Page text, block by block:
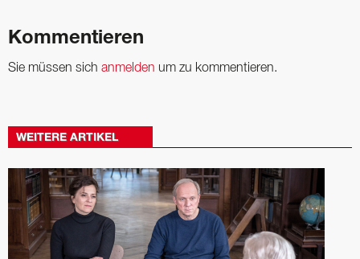
Kommentieren
Sie müssen sich anmelden um zu kommentieren.
WEITERE ARTIKEL